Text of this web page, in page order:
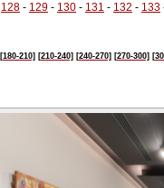
128 - 129 - 130 - 131 - 132 - 133
[180-210] [210-240] [240-270] [270-300]